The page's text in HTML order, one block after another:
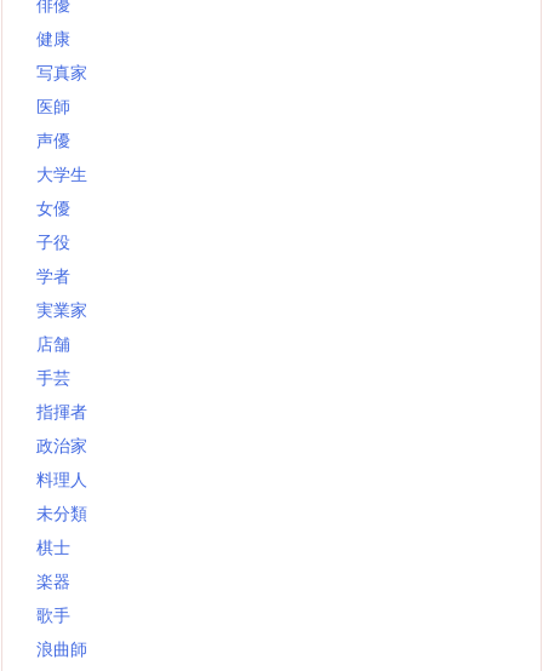
俳優
健康
写真家
医師
声優
大学生
女優
子役
学者
実業家
店舗
手芸
指揮者
政治家
料理人
未分類
棋士
楽器
歌手
浪曲師